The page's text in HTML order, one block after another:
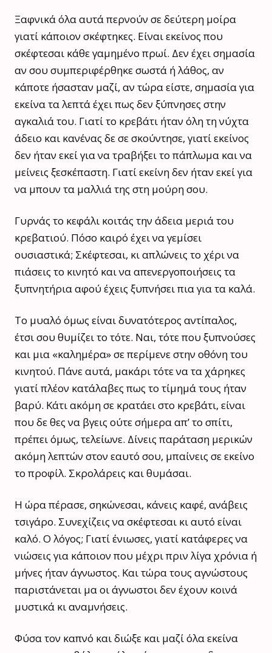
Ξαφνικά όλα αυτά περνούν σε δεύτερη μοίρα
γιατί κάποιον σκέφτηκες. Είναι εκείνος που
σκέφτεσαι κάθε γαμημένο πρωί. Δεν έχει σημασία
αν σου συμπεριφέρθηκε σωστά ή λάθος, αν
κάποτε ήσασταν μαζί, αν τώρα είστε, σημασία για
εκείνα τα λεπτά έχει πως δεν ξύπνησες στην
αγκαλιά του. Γιατί το κρεβάτι ήταν όλη τη νύχτα
άδειο και κανένας δε σε σκούντησε, γιατί εκείνος
δεν ήταν εκεί για να τραβήξει το πάπλωμα και να
μείνεις ξεσκέπαστη. Γιατί εκείνη δεν ήταν εκεί για
να μπουν τα μαλλιά της στη μούρη σου.
Γυρνάς το κεφάλι κοιτάς την άδεια μεριά του
κρεβατιού. Πόσο καιρό έχει να γεμίσει
ουσιαστικά; Σκέφτεσαι, κι απλώνεις το χέρι να
πιάσεις το κινητό και να απενεργοποιήσεις τα
ξυπνητήρια αφού έχεις ξυπνήσει πια για τα καλά.
Το μυαλό όμως είναι δυνατότερος αντίπαλος,
έτσι σου θυμίζει το τότε. Ναι, τότε που ξυπνούσες
και μια «καλημέρα» σε περίμενε στην οθόνη του
κινητού. Πάνε αυτά, μακάρι τότε να τα χάρηκες
γιατί πλέον κατάλαβες πως το τίμημά τους ήταν
βαρύ. Κάτι ακόμη σε κρατάει στο κρεβάτι, είναι
που δε θες να βγεις ούτε σήμερα απ’ το σπίτι,
πρέπει όμως, τελείωνε. Δίνεις παράταση μερικών
ακόμη λεπτών στον εαυτό σου, μπαίνεις σε εκείνο
το προφίλ. Σκρολάρεις και θυμάσαι.
Η ώρα πέρασε, σηκώνεσαι, κάνεις καφέ, ανάβεις
τσιγάρο. Συνεχίζεις να σκέφτεσαι κι αυτό είναι
καλό. Ο λόγος; Γιατί ένιωσες, γιατί κατάφερες να
νιώσεις για κάποιον που μέχρι πριν λίγα χρόνια ή
μήνες ήταν άγνωστος. Και τώρα τους αγνώστους
παριστάνεται μα οι άγνωστοι δεν έχουν κοινά
μυστικά κι αναμνήσεις.
Φύσα τον καπνό και διώξε και μαζί όλα εκείνα